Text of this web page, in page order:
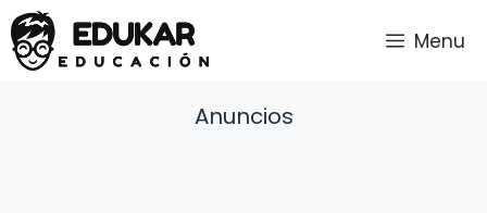
Saltar
al
contenido
Menu
Anuncios